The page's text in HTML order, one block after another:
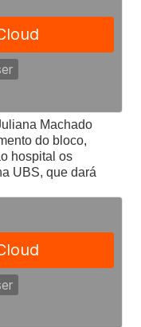
Machado
do bloco,
hospital os
UBS, que dará